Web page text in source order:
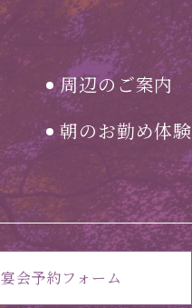
周辺のご案内
朝のお勤め体験
宴会予約フォーム